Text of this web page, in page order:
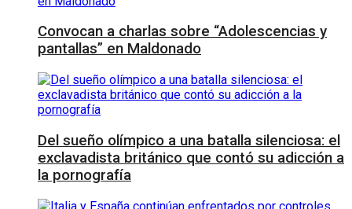
Convocan a charlas sobre “Adolescencias y
pantallas” en Maldonado
Del sueño olímpico a una batalla silenciosa: el
exclavadista británico que contó su adicción a
la pornografía